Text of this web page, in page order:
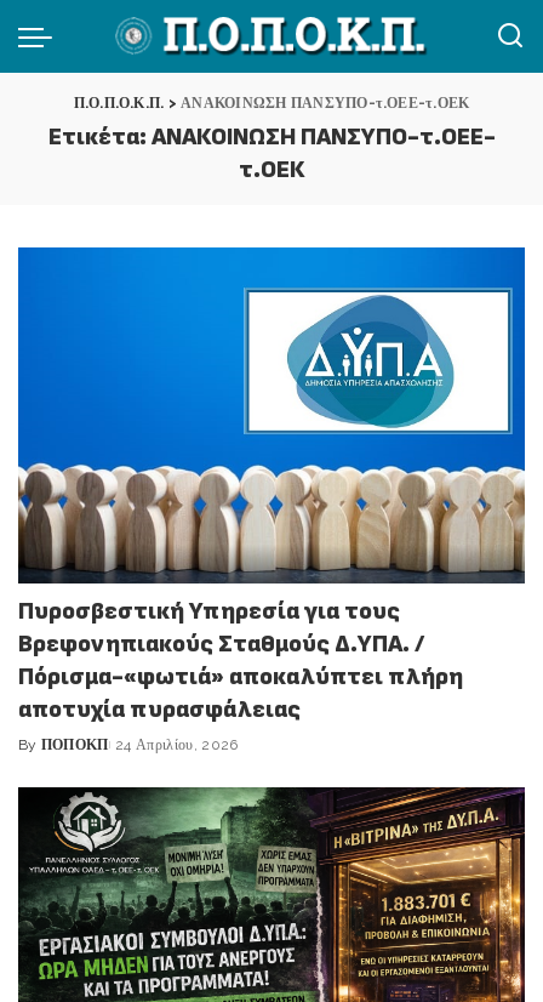
Π.Ο.Π.Ο.Κ.Π. >ΑΝΑΚΟΙΝΩΣΗ ΠΑΝΣΥΠΟ-τ.ΟΕΕ-τ.ΟΕΚ
Ετικέτα: ΑΝΑΚΟΙΝΩΣΗ ΠΑΝΣΥΠΟ-τ.ΟΕΕ-
τ.ΟΕΚ
Πυροσβεστική Υπηρεσία για τους
Βρεφονηπιακούς Σταθμούς Δ.ΥΠΑ. /
Πόρισμα-«φωτιά» αποκαλύπτει πλήρη
αποτυχία πυρασφάλειας
Posted
By ΠΟΠΟΚΠ 24 Απριλίου, 2026